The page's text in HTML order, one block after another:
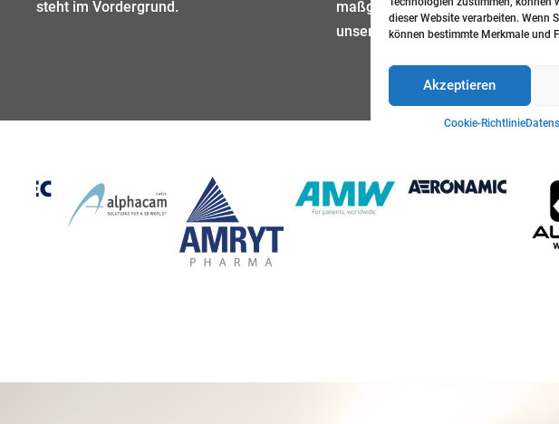
dieser Website verarbeiten. Wenn
können bestimmte Merkmale und
Akzeptieren
Cookie-Richtlinie
steht im Vordergrund.
maßgeschneiderter Lösungen für
unsere Kunden.